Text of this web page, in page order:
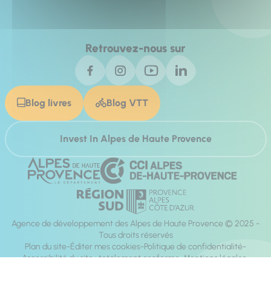
Retrouvez-nous sur
Blog livres Blog VTT
Invest In Alpes de Haute Provence
Agence de développement des Alpes de Haute Provence © 2025 -
Tous droits réservés
Plan du site Éditer mes cookies Politique de confidentialité
Accessibilité du site : totalement conforme Mentions légales